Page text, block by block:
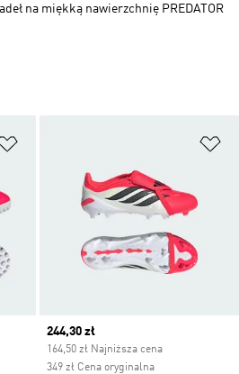
Current price
244,30 zł
164,50 zł Najniższa cena
349 zł Cena oryginalna
na miękką nawierzchnię PREDATOR